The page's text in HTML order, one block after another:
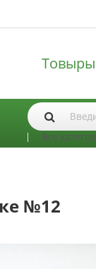
Товыры
Все
№12